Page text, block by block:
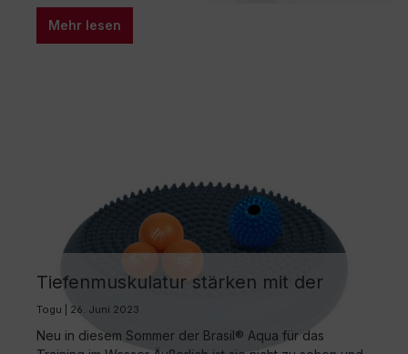
die Form und Noppen in der Hand sehr angenehm an.
Das „intelligente Innenleben“ mit einer Gewichtsfüllung
animiert das Sportgerät zu schütteln. Die
Mehr lesen
Tiefenmuskulatur stärken mit der
handlichen Brasil® Produktlinie
Togu | 26. Juni 2023
Neu in diesem Sommer der Brasil® Aqua für das